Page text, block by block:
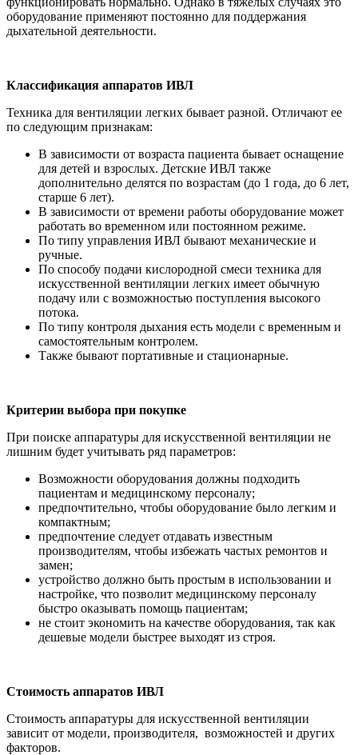
оборудование применяют постоянно для поддержания
дыхательной деятельности.
Классификация аппаратов ИВЛ
Техника для вентиляции легких бывает разной. Отличают ее
по следующим признакам:
В зависимости от возраста пациента бывает оснащение
для детей и взрослых. Детские ИВЛ также
дополнительно делятся по возрастам (до 1 года, до 6 лет,
старше 6 лет).
В зависимости от времени работы оборудование может
работать во временном или постоянном режиме.
По типу управления ИВЛ бывают механические и
ручные.
По способу подачи кислородной смеси техника для
искусственной вентиляции легких имеет обычную
подачу или с возможностью поступления высокого
потока.
По типу контроля дыхания есть модели с временным и
самостоятельным контролем.
Также бывают портативные и стационарные.
Критерии выбора при покупке
При поиске аппаратуры для искусственной вентиляции не
лишним будет учитывать ряд параметров:
Возможности оборудования должны подходить
пациентам и медицинскому персоналу;
предпочтительно, чтобы оборудование было легким и
компактным;
предпочтение следует отдавать известным
производителям, чтобы избежать частых ремонтов и
замен;
устройство должно быть простым в использовании и
настройке, что позволит медицинскому персоналу
быстро оказывать помощь пациентам;
не стоит экономить на качестве оборудования, так как
дешевые модели быстрее выходят из строя.
Стоимость аппаратов ИВЛ
Стоимость аппаратуры для искусственной вентиляции
зависит от модели, производителя, возможностей и других
факторов.